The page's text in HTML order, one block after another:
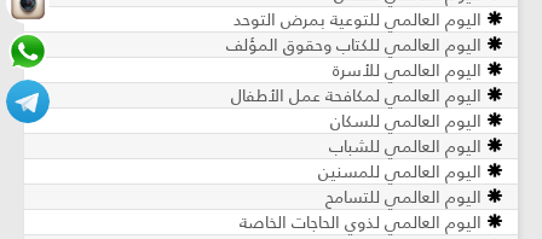
اليوم العالمي للتوعية بمرض التوحد
اليوم العالمي للكتاب وحقوق المؤلف
اليوم العالمي للأسرة
اليوم العالمي لمكافحة عمل الأطفال
اليوم العالمي للسكان
اليوم العالمي للشباب
اليوم العالمي للمسنين
اليوم العالمي للتسامح
اليوم العالمي لذوي الحاجات الخاصة